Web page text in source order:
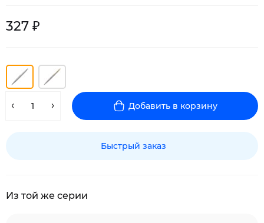
327 ₽
Добавить в корзину
Быстрый заказ
Из той же серии